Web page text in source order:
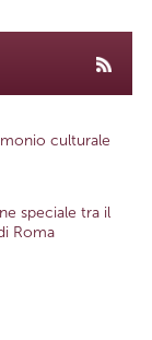
culturale
speciale tra il
Roma